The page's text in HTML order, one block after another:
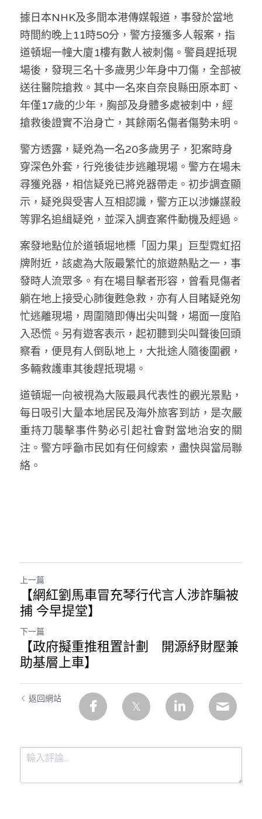
高松傑專欄
林伯強專欄
馮煒光專欄
趙處機專欄
KOL 精選
大衛sir專欄
曾子晴 - 晴深直說
龔靜儀大律師專欄
陳貴春大律師專欄
陳子遷律師專欄
羅浚軒專欄
溫志倫專欄
汪明欣專欄
張美雄專欄
莊豪鋒專欄
香港科技專上書院｜專欄
支持讚助
條款及細則
關於我們
English
據日本NHK及多間本港傳媒報道，事發於當地
時間約晚上11時50分，警方接獲多人報案，指
道頓堀一幢大廈1樓有數人被刺傷。警員趕抵現
場後，發現三名十多歲男少年身中刀傷，全部被
送往醫院搶救。其中一名來自奈良縣田原本町、
年僅17歲的少年，胸部及身體多處被刺中，經
搶救後證實不治身亡，其餘兩名傷者傷勢未明。
警方透露，疑兇為一名20多歲男子，犯案時身
穿深色外套，行兇後徒步逃離現場。警方在場未
尋獲兇器，相信疑兇已將兇器帶走。初步調查顯
示，疑兇與受害人互相認識，警方正以涉嫌謀殺
等罪名追緝疑兇，並深入調查案件動機及經過。
案發地點位於道頓堀地標「固力果」巨型霓虹招
牌附近，該處為大阪最繁忙的旅遊熱點之一，事
發時人流眾多。有在場目擊者形容，曾看見傷者
躺在地上接受心肺復甦急救，亦有人目睹疑兇匆
忙逃離現場，周圍隨即傳出尖叫聲，場面一度陷
入恐慌。另有遊客表示，起初聽到尖叫聲後回頭
察看，便見有人倒臥地上，大批途人隨後圍觀，
多輛救護車其後趕抵現場。
道頓堀一向被視為大阪最具代表性的觀光景點，
每日吸引大量本地居民及海外旅客到訪，是次嚴
重持刀襲擊事件勢必引起社會對當地治安的關
注。警方呼籲市民如有任何線索，盡快與當局聯
絡。
上一篇
【網紅劉馬車冒充琴行代言人涉詐騙被
捕 今早提堂】
下一篇
【政府擬重推租置計劃 開源紓財壓兼
助基層上車】
返回網站